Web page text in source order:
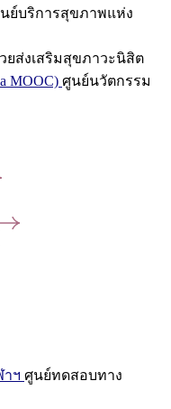
ย์บริการสุขภาพแห่ง
ยส่งเสริมสุขภาวะนิสิต
MOOC) ศูนย์นวัตกรรม
ฯ ศูนย์ทดสอบทาง